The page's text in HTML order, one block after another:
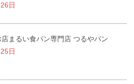
日
まるい食パン専門店 つるやパン
日